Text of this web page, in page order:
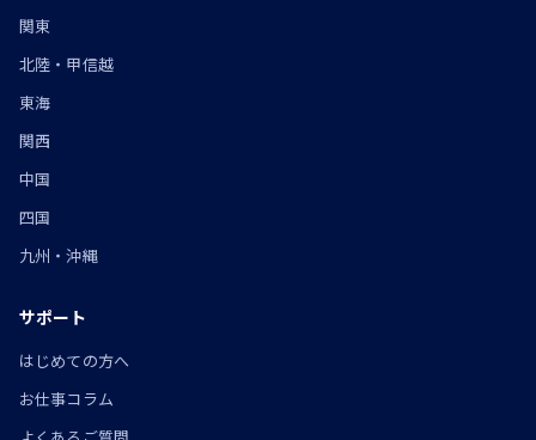
関東
北陸・甲信越
東海
関西
中国
四国
九州・沖縄
サポート
はじめての方へ
お仕事コラム